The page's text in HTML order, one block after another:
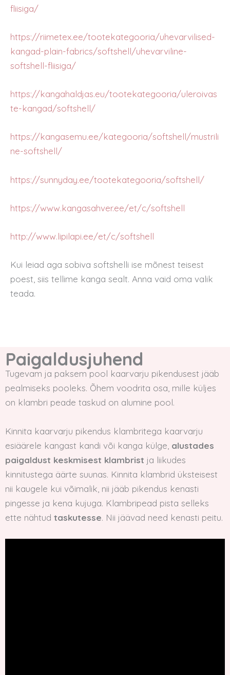
fliisiga/
https://riimetex.ee/tootekategooria/uhevarvilised-
kangad-plain-fabrics/softshell/uhevarviline-
softshell-fliisiga/
https://kangahaldjas.eu/tootekategooria/uleroivas
te-kangad/softshell/
https://kangasemu.ee/kategooria/softshell/mustrili
ne-softshell/
https://sunnyday.ee/tootekategooria/softshell/
https://www.kangasahver.ee/et/c/softshell
http://www.lipilapi.ee/et/c/softshell
Kui leiad aga sobiva softshelli ise mõnest teisest
poest, siis tellime kanga sealt. Anna vaid oma valik
teada.
Paigaldusjuhend
Tugevam ja paksem pool kaarvarju pikendusest jääb
pealmiseks pooleks. Õhem voodrita osa, mille küljes
on klambri peade taskud on alumine pool.
Kinnita kaarvarju pikendus klambritega kaarvarju
esiäärele kangast kandi või kanga külge, alustades
paigaldust keskmisest klambrist ja liikudes
kinnitustega äärte suunas. Kinnita klambrid üksteisest
nii kaugele kui võimalik, nii jääb pikendus kenasti
pingesse ja kena kujuga. Klambripead pista selleks
ette nähtud taskutesse. Nii jäävad need kenasti peitu.